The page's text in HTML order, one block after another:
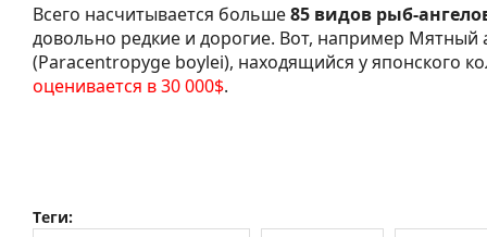
Всего насчитывается больше85 видов рыб-
довольно редкие и дорогие. Вот, например Мятный
(Paracentropyge boylei), находящийся у японского
оценивается в 30 000$.
Теги: